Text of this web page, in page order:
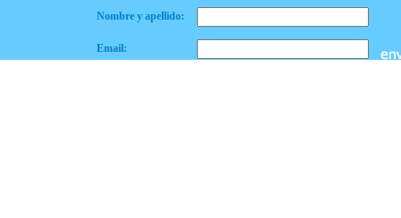
Nombre y apellido:
Email: